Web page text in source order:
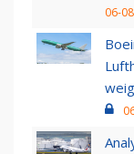
06-